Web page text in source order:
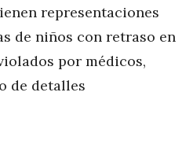
representaciones
de niños con retraso en
por médicos,
de detalles